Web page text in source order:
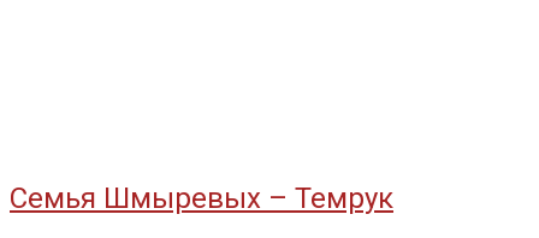
Семья Шмыревых – Темрук